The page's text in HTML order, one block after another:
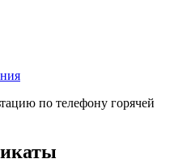
по телефону горячей